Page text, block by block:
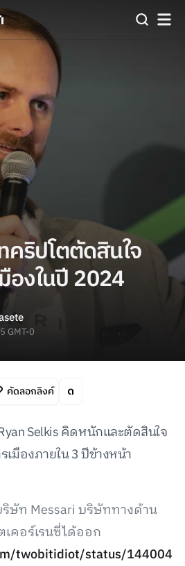
ริปโตตัดสินใจ
องในปี 2024
GMT-0
คัดลอกลิงค์
Selkis คิดหนักและตัดสินใจ
เมืองภายใน 3 ปีข้างหน้า
ษัท Messari บริษัททางด้าน
คอร์เรนซี่ได้ออก
twobitidiot/status/144004